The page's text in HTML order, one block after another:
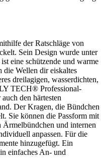
der Ratschläge von
Sein Design wurde unter
eine schützende und warme
die Wellen dir eiskaltes
dreilagigen, wasserdichten,
TECH® Professional-
den härtesten
Der Kragen, die Bündchen
Sie können die Passform mit
Ärmelbündchen und internen
anpassen. Für die
hinzugefügt. Ein
einfaches An- und